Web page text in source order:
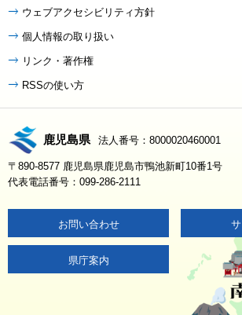
ウェブアクセシビリティ方針
個人情報の取り扱い
リンク・著作権
RSSの使い方
鹿児島県 法人番号：8000020460001
〒890-8577 鹿児島県鹿児島市鴨池新町10番1号
代表電話番号：099-286-2111
お問い合わせ
県庁案内